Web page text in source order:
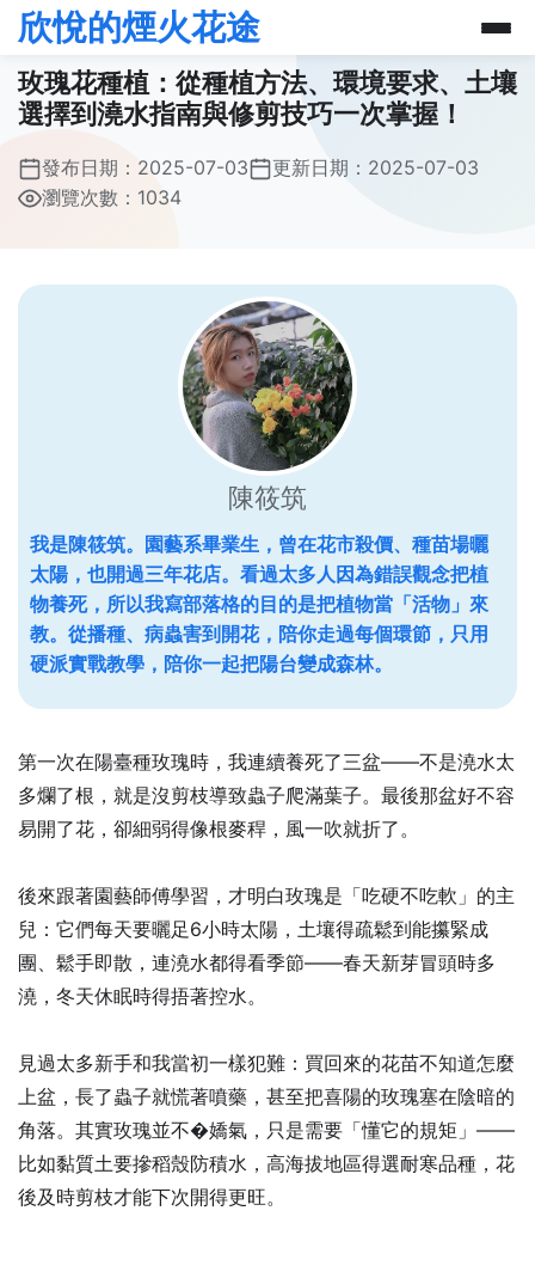
欣悅的煙火花途
玫瑰花種植：從種植方法、環境要求、土壤
選擇到澆水指南與修剪技巧一次掌握！
發布日期： 2025-07-03 更新日期： 2025-07-03
瀏覽次數：1034
陳筱筑
我是陳筱筑。園藝系畢業生，曾在花市殺價、種苗場曬
太陽，也開過三年花店。看過太多人因為錯誤觀念把植
物養死，所以我寫部落格的目的是把植物當「活物」來
教。從播種、病蟲害到開花，陪你走過每個環節，只用
硬派實戰教學，陪你一起把陽台變成森林。
第一次在陽臺種玫瑰時，我連續養死了三盆——不是澆水太
多爛了根，就是沒剪枝導致蟲子爬滿葉子。最後那盆好不容
易開了花，卻細弱得像根麥稈，風一吹就折了。
後來跟著園藝師傅學習，才明白玫瑰是「吃硬不吃軟」的主
兒：它們每天要曬足6小時太陽，土壤得疏鬆到能攥緊成
團、鬆手即散，連澆水都得看季節——春天新芽冒頭時多
澆，冬天休眠時得捂著控水。
見過太多新手和我當初一樣犯難：買回來的花苗不知道怎麼
上盆，長了蟲子就慌著噴藥，甚至把喜陽的玫瑰塞在陰暗的
角落。其實玫瑰並不�嬌氣，只是需要「懂它的規矩」——
比如黏質土要摻稻殼防積水，高海拔地區得選耐寒品種，花
後及時剪枝才能下次開得更旺。